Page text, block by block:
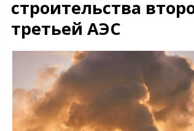
Карты
Web-камеры
Карта Караганды
Организации
Мой участковый
Перекрытие дорог
Караганда
Балхаш
Жезказган
строительства
третьей АЭС